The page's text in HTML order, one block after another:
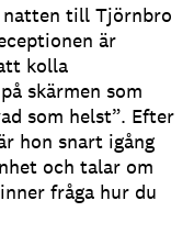
till Tjörnbro
är
kolla
skärmen som
som helst”. Efter
hon snart igång
och talar om
fråga hur du